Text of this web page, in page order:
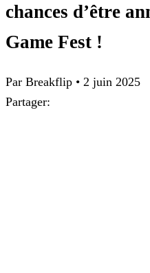
chances d’être
Game Fest !
Par Breakflip • 2 juin 2025
Partager: